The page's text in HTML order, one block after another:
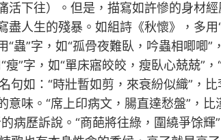
活下往）。但是，描寫如許慘的身材
人生的殘暴。如組詩《秋懷》，多
蟲”字，如“孤骨夜難臥，吟蟲相唧唧
”字，如“單床寤皎皎，瘦臥心兢兢”
句如：“時壯暫如剪，來衰紛似織”，
味。“席上印病文，腸直達愁盤”，
病歷訴說。“商葩將往綠，圍繞爭馀